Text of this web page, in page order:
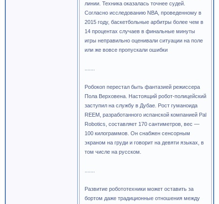
линии. Техника оказалась точнее судей.
Согласно исследованию NBA, проведенному в
2015 году, баскетбольные арбитры более чем в
14 процентах случаев в финальные минуты
игры неправильно оценивали ситуации на поле
или же вовсе пропускали ошибки
Робокоп перестал быть фантазией режиссера
Пола Верховена. Настоящий робот-полицейский
заступил на службу в Дубае. Рост гуманоида
REEM, разработанного испанской компанией Pal
Robotics, составляет 170 сантиметров, вес —
100 килограммов. Он снабжен сенсорным
экраном на груди и говорит на девяти языках, в
том числе на русском.
Развитие робототехники может оставить за
бортом даже традиционные отношения между